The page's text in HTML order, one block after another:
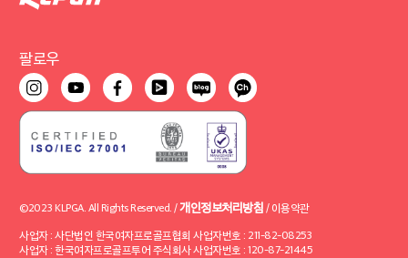
팔로우
©2023 KLPGA. All Rights Reserved. /개인정보처리방침 / 이용약관
사업자 : 사단법인 한국여자프로골프협회 사업자번호 : 211-82-08253
사업자 : 한국여자프로골프투어 주식회사 사업자번호 : 120-87-21445